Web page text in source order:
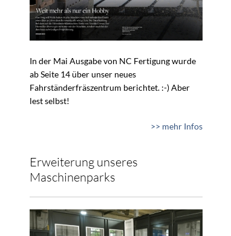
In der Mai Ausgabe von NC Fertigung wurde
ab Seite 14 über unser neues
Fahrständerfräszentrum berichtet. :-) Aber
lest selbst!
>> mehr Infos
Erweiterung unseres
Maschinenparks